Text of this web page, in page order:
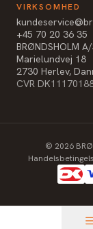
VIRKSOMHED
+45 70 20 36 35
BRØNDSHOLM A/
Marielundvej 18
2730 Herlev,
CVR
© 2026